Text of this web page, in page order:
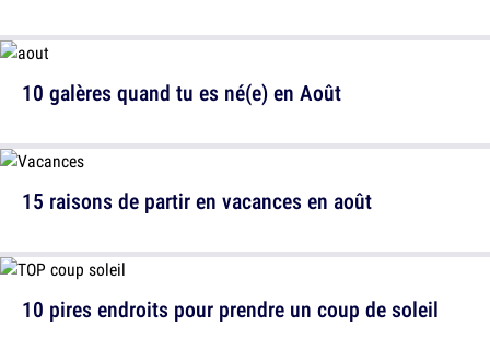
10 galères quand tu es né(e) en Août
10 pires endroits pour prendre un coup de soleil
15 raisons de partir en vacances en août